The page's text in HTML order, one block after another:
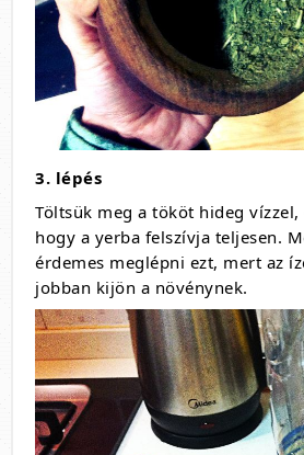
3. lépés
Töltsük meg a tököt hideg vízzel,
hogy a yerba felszívja teljesen.
érdemes meglépni ezt, mert az
jobban kijön a növénynek.